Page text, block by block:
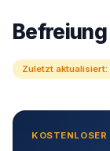
Zuletzt aktualisiert: